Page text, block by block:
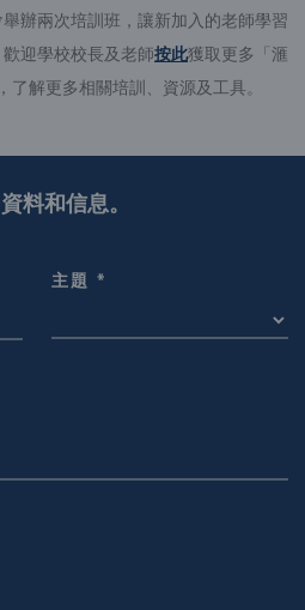
舉辦兩次培訓班，讓新加入的老師學習
迎學校校長及老師按此獲取更多「滙
解更多相關培訓、資源及工具。
料和信息。
主題 *